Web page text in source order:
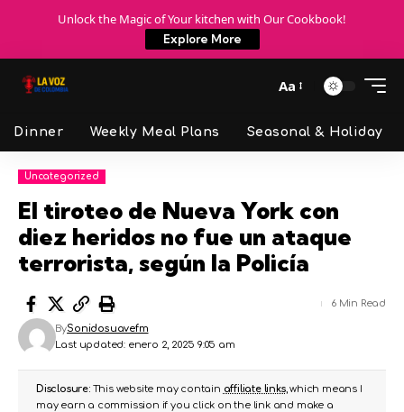
Unlock the Magic of Your kitchen with Our Cookbook!
Explore More
Aa
Dinner Weekly Meal Plans Seasonal & Holiday
Uncategorized
El tiroteo de Nueva York con
diez heridos no fue un ataque
terrorista, según la Policía
Last updated: enero 2, 2025 9:05 am
BySonidosuavefm
6 Min Read
Disclosure:This website may contain affiliate links, which means I
may earn a commission if you click on the link and make a